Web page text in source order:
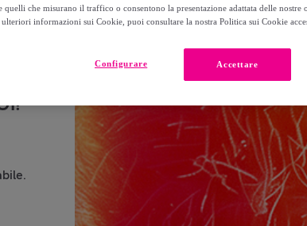
quelli che misurano il traffico o consentono la presentazione adattata delle nostre
ulteriori informazioni sui Cookie, puoi consultare la nostra Politica sui Cookie
Accettare
Configurare